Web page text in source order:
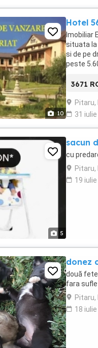
10
Hotel
Imobiliar
situata la
si de pe
peste
3671
Pitaru,
31 iulie
5
sacun
cu
Pitaru,
19 iulie
donez
două
fara
Pitaru,
18 iulie